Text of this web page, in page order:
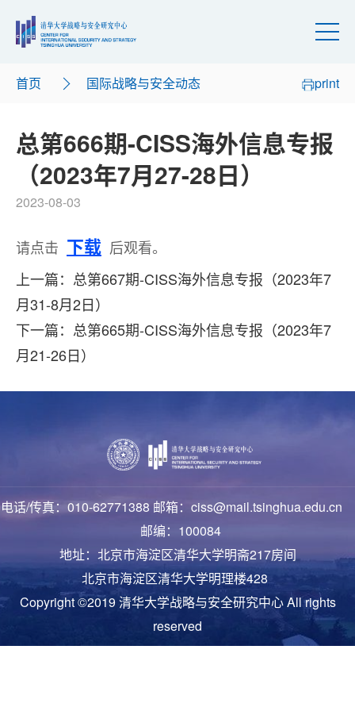
首页 国际战略与安全动态 print
总第666期-CISS海外信息专报
（2023年7月27-28日）
2023-08-03
请点击 下载 后观看。
上一篇：总第667期-CISS海外信息专报（2023年7
月31-8月2日）
下一篇：总第665期-CISS海外信息专报（2023年7
月21-26日）
电话/传真：010-62771388 邮箱：ciss@mail.tsinghua.edu.cn
邮编：100084
地址：北京市海淀区清华大学明斋217房间
北京市海淀区清华大学明理楼428
Copyright ©2019 清华大学战略与安全研究中心 All rights
reserved